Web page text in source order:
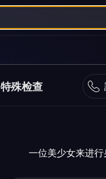
特殊检查
一位美少女来进